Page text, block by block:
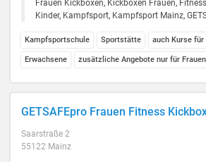
Frauen Kickboxen, Kickboxen Frauen,
Kinder, Kampfsport, Kampfsport Mainz,
Kampfsportschule Sportstätte auch Kurse
Erwachsene zusätzliche Angebote nur für Frauen
GETSAFEpro Frauen Fitness
Saarstraße 2
55122 Mainz